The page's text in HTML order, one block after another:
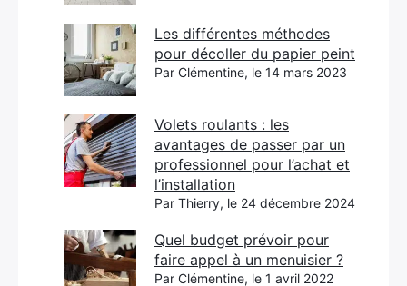
Les différentes méthodes
pour décoller du papier peint
Par Clémentine, le 14 mars 2023
Volets roulants : les
avantages de passer par un
professionnel pour l’achat et
l’installation
Par Thierry, le 24 décembre 2024
Quel budget prévoir pour
faire appel à un menuisier ?
Par Clémentine, le 1 avril 2022